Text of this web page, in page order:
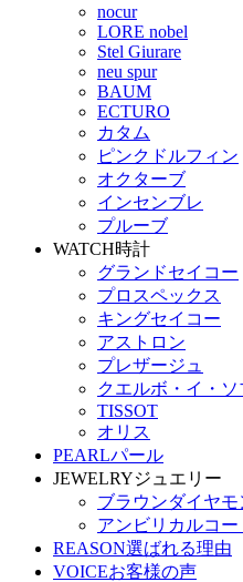
nocur
LORE nobel
Stel Giurare
neu spur
BAUM
ECTURO
カタム
ピンクドルフィン
オクターブ
インセンブレ
プルーブ
WATCH時計
グランドセイコー
プロスペックス
キングセイコー
アストロン
プレザージュ
クエルボ・イ・ソ
TISSOT
オリス
PEARLパール
JEWELRYジュエリー
ブラウンダイヤモ
アンビリカルコー
REASON選ばれる理由
VOICEお客様の声